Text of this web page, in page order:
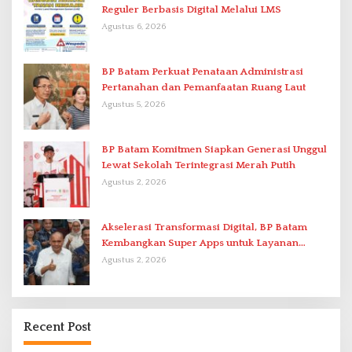
Reguler Berbasis Digital Melalui LMS
Agustus 6, 2026
BP Batam Perkuat Penataan Administrasi
Pertanahan dan Pemanfaatan Ruang Laut
Agustus 5, 2026
BP Batam Komitmen Siapkan Generasi Unggul
Lewat Sekolah Terintegrasi Merah Putih
Agustus 2, 2026
Akselerasi Transformasi Digital, BP Batam
Kembangkan Super Apps untuk Layanan
Terpadu
Agustus 2, 2026
Recent Post